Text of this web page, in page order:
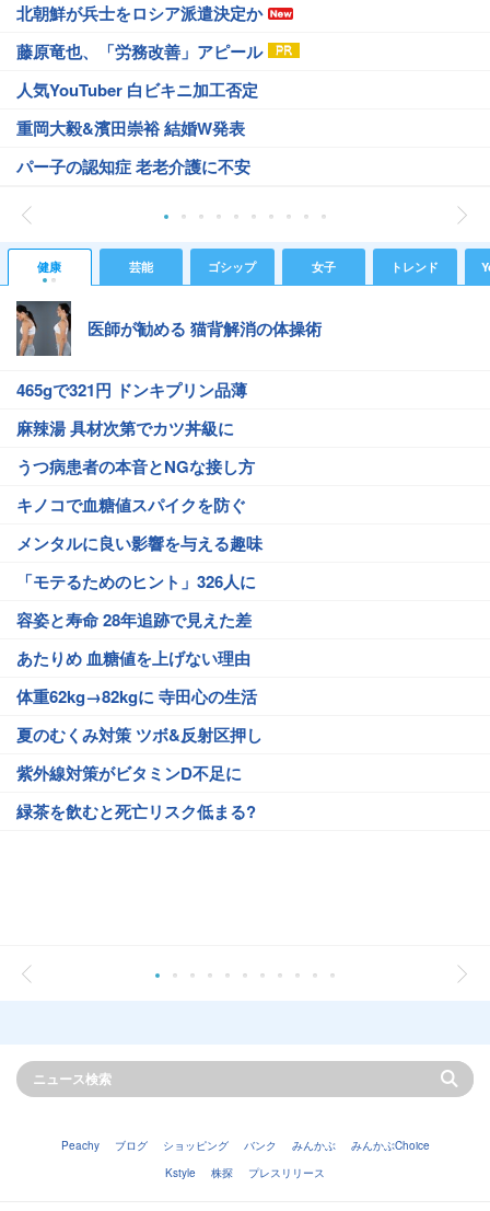
北朝鮮が兵士をロシア派遣決定か
藤原竜也、「労務改善」アピール
人気YouTuber 白ビキニ加工否定
重岡大毅&濱田崇裕 結婚W発表
パー子の認知症 老老介護に不安
健康 芸能 ゴシップ 女子 トレンド
医師が勧める 猫背解消の体操術
465gで321円 ドンキプリン品薄
麻辣湯 具材次第でカツ丼級に
うつ病患者の本音とNGな接し方
キノコで血糖値スパイクを防ぐ
メンタルに良い影響を与える趣味
「モテるためのヒント」326人に
容姿と寿命 28年追跡で見えた差
あたりめ 血糖値を上げない理由
体重62kg→82kgに 寺田心の生活
夏のむくみ対策 ツボ&反射区押し
紫外線対策がビタミンD不足に
緑茶を飲むと死亡リスク低まる?
Peachy ブログ ショッピング バンク みんかぶ
みんかぶChoice
Kstyle
株探 プレスリリース